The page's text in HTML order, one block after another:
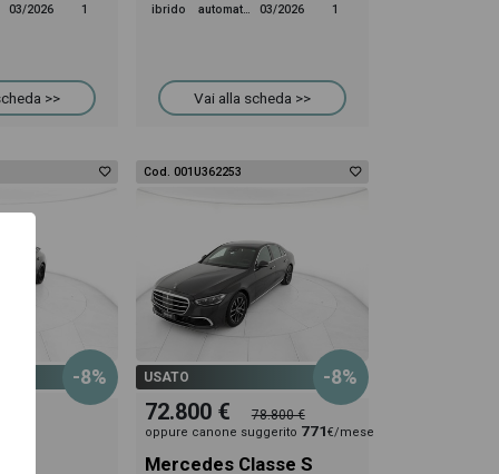
03/2026 1
>>
ibrido automatico 03/2026 1
Vai alla scheda >>
-8%
Cod. 001U362253
USATO -8%
72.800 € 78.800 €
oppure canone suggerito 771€/mese
Mercedes Classe S